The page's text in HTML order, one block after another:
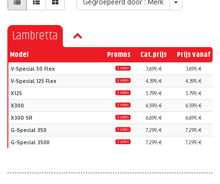
Gegroepeerd door : Merk
Lambretta
Model Promos Cat.prijs Prijs vanaf
V-Special 50 Flex 2 acties 3.699,-€ 3.699,-€
V-Special 125 Flex 2 acties 4.399,-€ 4.399,-€
X125 2 acties 5.799,-€ 5.799,-€
X300 2 acties 6.599,-€ 6.599,-€
X300 SR 2 acties 6.699,-€ 6.699,-€
G-Special 350 2 acties 7.299,-€ 7.299,-€
G-Special 350II 2 acties 7.299,-€ 7.299,-€